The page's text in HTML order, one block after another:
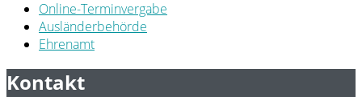
Online-Terminvergabe
Ausländerbehörde
Ehrenamt
Kontakt